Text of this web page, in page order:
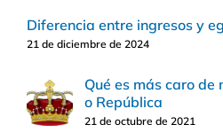
Diferencia entre ingresos y
21 de diciembre de 2024
Qué es más caro
o República
21 de octubre de 2021